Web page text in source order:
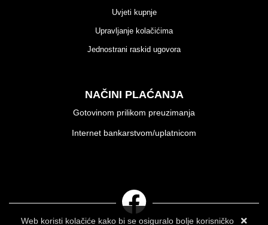
Uvjeti kupnje
Upravljanje kolačićima
Jednostrani raskid ugovora
NAČINI PLAĆANJA
Gotovinom prilikom preuzimanja
Internet bankarstvom/uplatnicom
Web koristi kolačiće kako bi se osiguralo bolje korisničko